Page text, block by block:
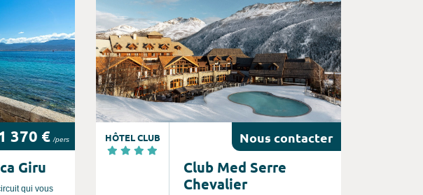
370 € /pers
Giru
qui vous
HÔTEL CLUB Nous contacter
Club Med Serre
Chevalier